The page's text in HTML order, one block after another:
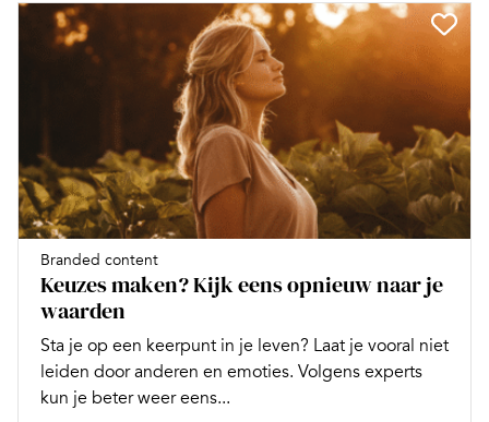
Branded content
Keuzes maken? Kijk eens opnieuw naar je
waarden
Sta je op een keerpunt in je leven? Laat je vooral niet
leiden door anderen en emoties. Volgens experts
kun je beter weer eens...